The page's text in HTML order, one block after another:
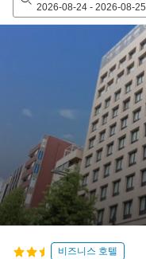
2026-08-24 - 2026-08-25
비즈니스 호텔